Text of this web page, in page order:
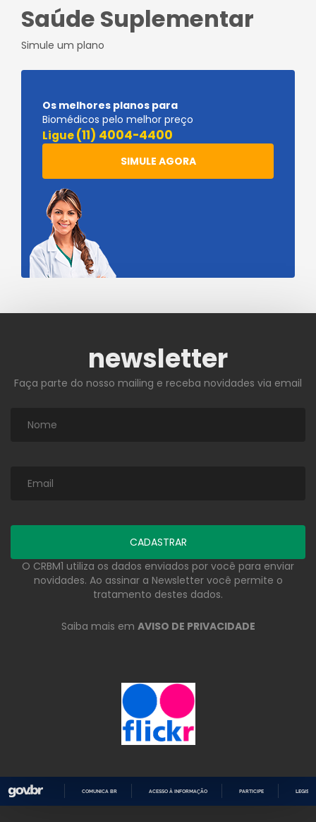
Saúde Suplementar
Simule um plano
Os melhores planos para
Biomédicos pelo melhor preço
Ligue(11) 4004-4400
SIMULE AGORA
newsletter
Faça parte do nosso mailing e receba novidades via email
O CRBM1 utiliza os dados enviados por você para enviar
novidades. Ao assinar a Newsletter você permite o
tratamento destes dados.
Saiba mais em AVISO DE PRIVACIDADE
COMUNICA BR ACESSO À INFORMAÇÃO PARTICIPE